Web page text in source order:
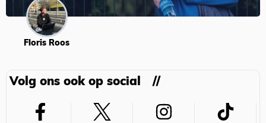
Floris Roos
Volg ons ook op social